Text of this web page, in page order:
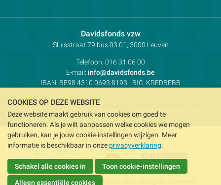
Davidsfonds vzwContactpersoon:
Adres:
Sluisstraat 79 bus 03.01, 3000 Leuven
Telefoon: 016 31 06 00
E-mail: info@davidsfonds.be
IBAN: BE98 4310 0693 8193 - BIC: KREDBEBB
Privacy Koekjesvoorkeuren
Verkoopsvoorwaarden
Intellectueel eigendom
Copyright © 2026 Davidsfonds vzw. All Rights Reserved
COOKIES OP DEZE WEBSITE
Deze website maakt gebruik van cookies om goed te
functioneren. Als je wilt aanpassen welke cookies we mogen
gebruiken, kan je jouw cookie-instellingen wijzigen. Meer
informatie is beschikbaar in onze privacyverklaring.
Schakel alle cookies in Toon cookie-instellingen
Alleen essentiële cookies